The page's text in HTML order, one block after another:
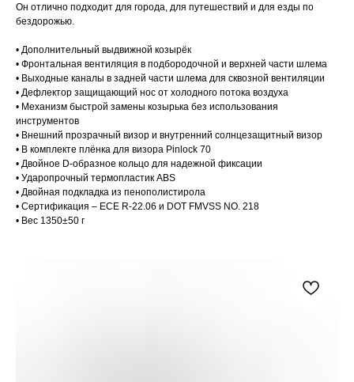
Он отлично подходит для города, для путешествий и для езды по
бездорожью.
• Дополнительный выдвижной козырёк
• Фронтальная вентиляция в подбородочной и верхней части шлема
• Выходные каналы в задней части шлема для сквозной вентиляции
• Дефлектор защищающий нос от холодного потока воздуха
• Механизм быстрой замены козырька без использования
инструментов
• Внешний прозрачный визор и внутренний солнцезащитный визор
• В комплекте плёнка для визора Pinlock 70
• Двойное D-образное кольцо для надежной фиксации
• Ударопрочный термопластик ABS
• Двойная подкладка из пенополистирола
• Сертификация – ECE R-22.06 и DOT FMVSS NO. 218
• Вес 1350±50 г